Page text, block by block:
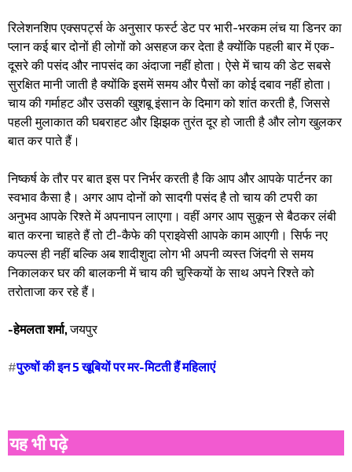
रिलेशनशिप एक्सपर्ट्स के अनुसार फर्स्ट डेट पर भारी-भरकम लंच या डिनर का
प्लान कई बार दोनों ही लोगों को असहज कर देता है क्योंकि पहली बार में एक-
दूसरे की पसंद और नापसंद का अंदाजा नहीं होता। ऐसे में चाय की डेट सबसे
सुरक्षित मानी जाती है क्योंकि इसमें समय और पैसों का कोई दबाव नहीं होता।
चाय की गर्माहट और उसकी खुशबू इंसान के दिमाग को शांत करती है, जिससे
पहली मुलाकात की घबराहट और झिझक तुरंत दूर हो जाती है और लोग खुलकर
बात कर पाते हैं।
निष्कर्ष के तौर पर बात इस पर निर्भर करती है कि आप और आपके पार्टनर का
स्वभाव कैसा है। अगर आप दोनों को सादगी पसंद है तो चाय की टपरी का
अनुभव आपके रिश्ते में अपनापन लाएगा। वहीं अगर आप सुकून से बैठकर लंबी
बात करना चाहते हैं तो टी-कैफे की प्राइवेसी आपके काम आएगी। सिर्फ नए
कपल्स ही नहीं बल्कि अब शादीशुदा लोग भी अपनी व्यस्त जिंदगी से समय
निकालकर घर की बालकनी में चाय की चुस्कियों के साथ अपने रिश्ते को
तरोताजा कर रहे हैं।
-हेमलता शर्मा,जयपुर
#पुरुषों की इन 5 खूबियों पर मर-मिटती हैं महिलाएं
यह भी पढ़े